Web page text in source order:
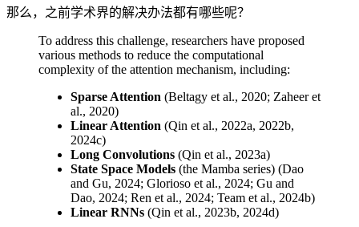
那么，之前学术界的解决办法都有哪些呢？
To address this challenge, researchers have proposed
various methods to reduce the computational
complexity of the attention mechanism, including:
Sparse Attention (Beltagy et al., 2020; Zaheer et
al., 2020)
Linear Attention (Qin et al., 2022a, 2022b,
2024c)
Long Convolutions (Qin et al., 2023a)
State Space Models (the Mamba series) (Dao
and Gu, 2024; Glorioso et al., 2024; Gu and
Dao, 2024; Ren et al., 2024; Team et al., 2024b)
Linear RNNs (Qin et al., 2023b, 2024d)